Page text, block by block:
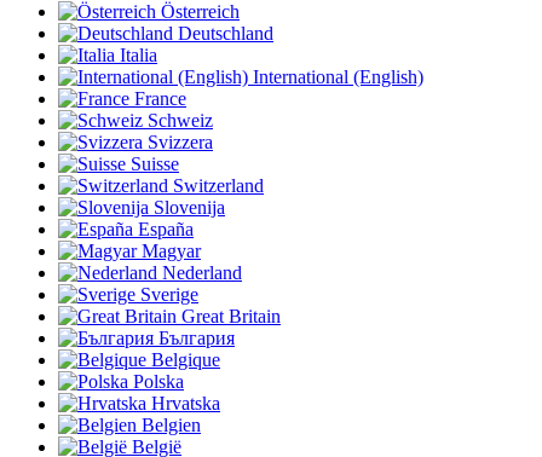
Österreich
Deutschland
Italia
International (English)
France
Schweiz
Svizzera
Suisse
Switzerland
Slovenija
España
Magyar
Nederland
Sverige
Great Britain
България
Belgique
Polska
Hrvatska
Belgien
België